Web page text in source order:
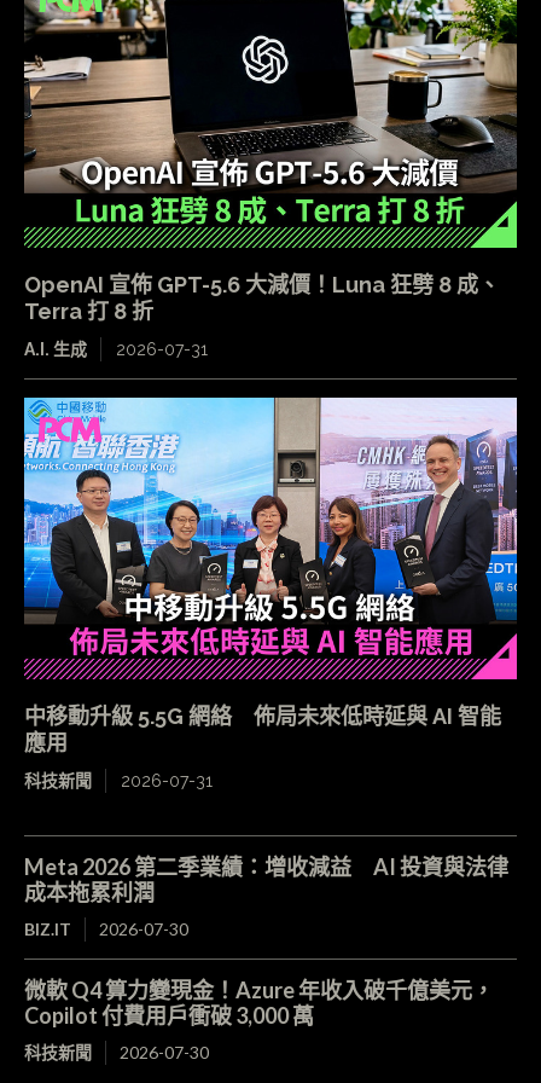
OpenAI 宣佈 GPT-5.6 大減價！Luna 狂劈 8 成、
Terra 打 8 折
A.I. 生成 2026-07-31
中移動升級 5.5G 網絡 佈局未來低時延與 AI 智能
應用
科技新聞 2026-07-31
Meta 2026 第二季業績：增收減益 AI 投資與法律
成本拖累利潤
BIZ.IT 2026-07-30
微軟 Q4 算力變現金！Azure 年收入破千億美元，
Copilot 付費用戶衝破 3,000 萬
科技新聞 2026-07-30